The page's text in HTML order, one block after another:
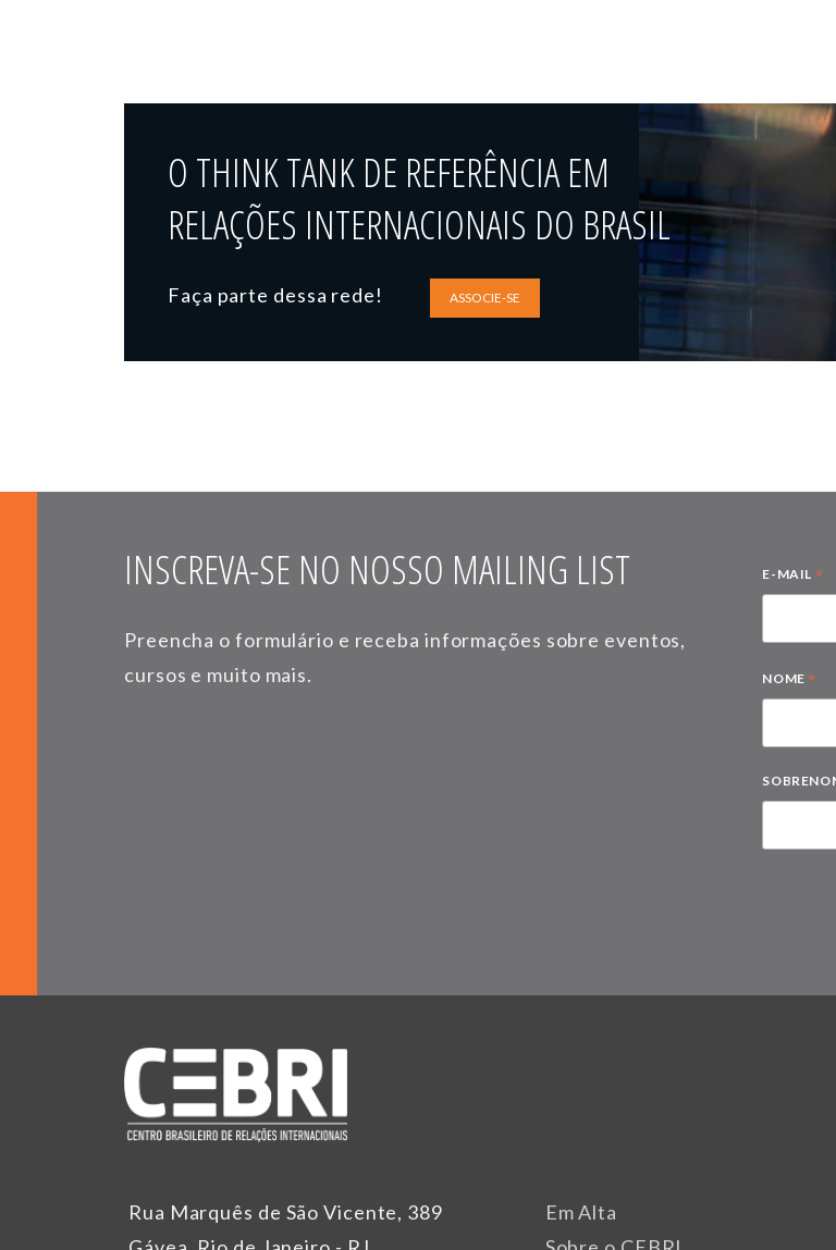
O THINK TANK DE REFERÊNCIA EM
RELAÇÕES INTERNACIONAIS DO BRASIL
Faça parte dessa rede! ASSOCIE-SE
INSCREVA-SE NO NOSSO MAILING LIST
Preencha o formulário e receba informações sobre eventos,
cursos e muito mais.
E-MAIL *
NOME *
Rua Marquês de São Vicente, 389
Em Alta